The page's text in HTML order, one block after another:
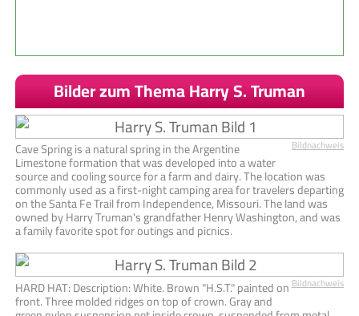
Bilder zum Thema Harry S. Truman
Bildnachweis
Cave Spring is a natural spring in the Argentine
Limestone formation that was developed into a water
source and cooling source for a farm and dairy. The location was
commonly used as a first-night camping area for travelers departing
on the Santa Fe Trail from Independence, Missouri. The land was
owned by Harry Truman's grandfather Henry Washington, and was
a family favorite spot for outings and picnics.
Bildnachweis
HARD HAT: Description: White. Brown "H.S.T." painted on
front. Three molded ridges on top of crown. Gray and